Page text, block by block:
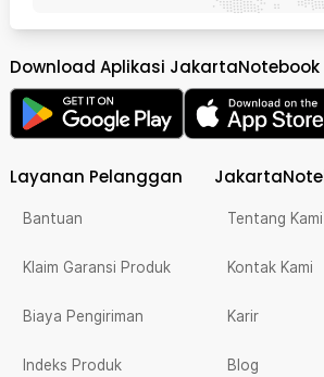
Download Aplikasi JakartaNotebook
Layanan Pelanggan
Bantuan
Klaim Garansi Produk
Biaya Pengiriman
Indeks Produk
Tentang Kami
Kontak Kami
Karir
Blog